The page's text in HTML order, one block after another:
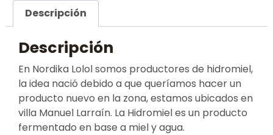
Descripción
Descripción
En Nordika Lolol somos productores de hidromiel,
la idea nació debido a que queríamos hacer un
producto nuevo en la zona, estamos ubicados en
villa Manuel Larraín. La Hidromiel es un producto
fermentado en base a miel y agua.